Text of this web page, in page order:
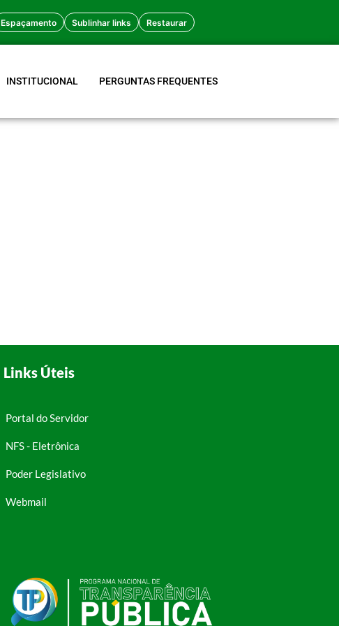
Espaçamento Sublinhar links Restaurar
INSTITUCIONAL PERGUNTAS FREQUENTES
Links Úteis
Portal do Servidor
NFS - Eletrônica
Poder Legislativo
Webmail